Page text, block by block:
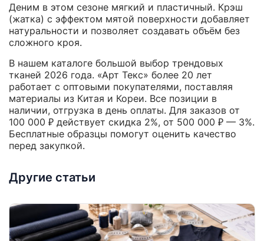
Деним в этом сезоне мягкий и пластичный. Крэш
(жатка) с эффектом мятой поверхности добавляет
натуральности и позволяет создавать объём без
сложного кроя.
В нашем каталоге большой выбор трендовых
тканей 2026 года. «Арт Текс» более 20 лет
работает с оптовыми покупателями, поставляя
материалы из Китая и Кореи. Все позиции в
наличии, отгрузка в день оплаты. Для заказов от
100 000 ₽ действует скидка 2%, от 500 000 ₽ — 3%.
Бесплатные образцы помогут оценить качество
перед закупкой.
Другие статьи